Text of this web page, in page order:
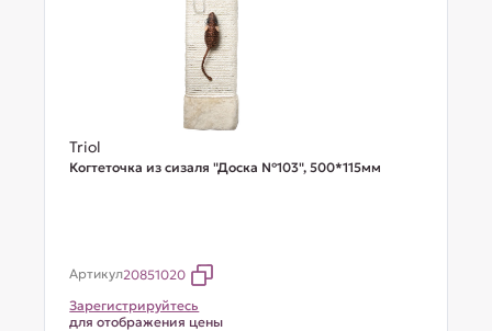
Triol
Когтеточка из сизаля "Доска №103", 500*115мм
Артикул20851020
Зарегистрируйтесь
для отображения цены